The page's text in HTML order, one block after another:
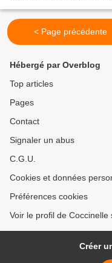
< Page précédente
Hébergé par Overblog
Top articles
Pages
Contact
Signaler un abus
C.G.U.
Cookies et données
Préférences cookies
Voir le profil de
Créer